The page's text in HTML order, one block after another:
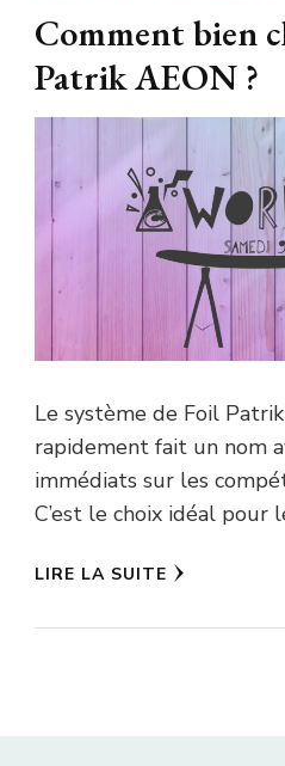
Comment bien
Patrik AEON ?
Le système de Foil Patrik
rapidement fait un nom
immédiats sur les
C’est le choix idéal pour
LIRE LA SUITE